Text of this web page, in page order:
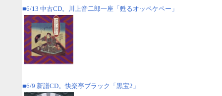
■6/13 中古CD。川上音二郎一座「甦るオッペケペー」
■6/9 新譜CD。快楽亭ブラック「黒宝2」